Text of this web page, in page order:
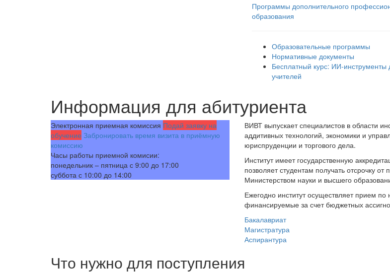
Программы дополнительного
образования
Образовательные программы
Нормативные документы
Бесплатный курс: ИИ‑инструменты
учителей
Информация для абитуриента
Электронная приемная комиссия Подай заявку на
обучение Забронировать время визита в приёмную
комиссию
Часы работы приемной комисии:
понедельник – пятница с 9:00 до 17:00
суббота с 10:00 до 14:00
ВИВТ выпускает специалистов в области
аддитивных технологий, экономики и
юриспруденции и торгового дела.
Институт имеет государственную
позволяет студентам получать отсрочку
Министерством науки и высшего
Ежегодно институт осуществляет прием
финансируемые за счет бюджетных
Бакалавриат
Магистратура
Аспирантура
Что нужно для поступления